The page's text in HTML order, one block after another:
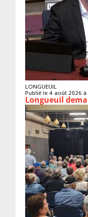
LONGUEUIL
Publié le 4 août 2026 à
Longueuil